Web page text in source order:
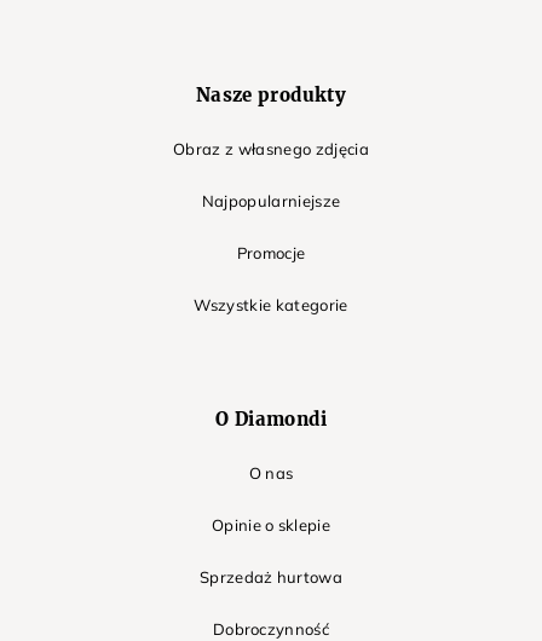
Nasze produkty
Obraz z własnego zdjęcia
Najpopularniejsze
Promocje
Wszystkie kategorie
O Diamondi
O nas
Opinie o sklepie
Sprzedaż hurtowa
Dobroczynność